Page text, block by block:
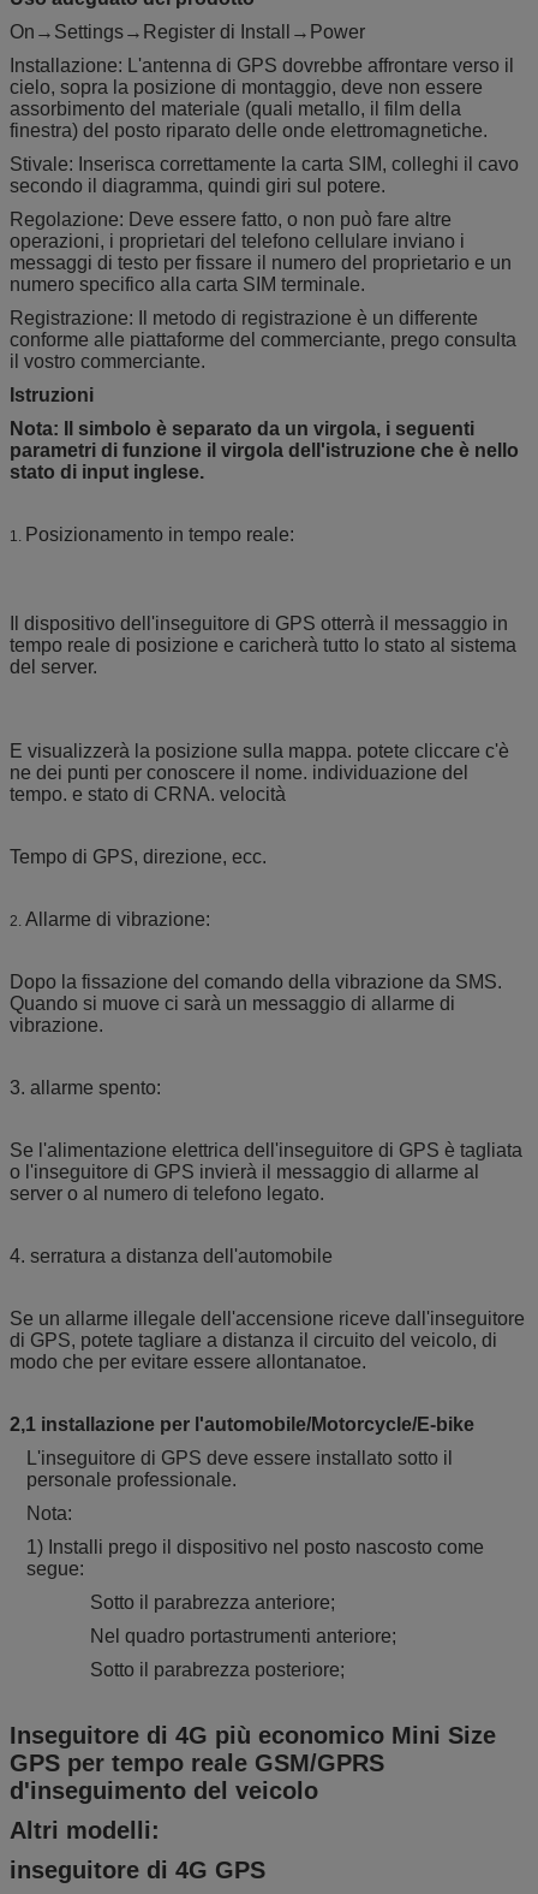
On→Settings→Register di Install→Power
Installazione: L'antenna di GPS dovrebbe affrontare verso il
cielo, sopra la posizione di montaggio, deve non essere
assorbimento del materiale (quali metallo, il film della
finestra) del posto riparato delle onde elettromagnetiche.
Stivale: Inserisca correttamente la carta SIM, colleghi il cavo
secondo il diagramma, quindi giri sul potere.
Regolazione: Deve essere fatto, o non può fare altre
operazioni, i proprietari del telefono cellulare inviano i
messaggi di testo per fissare il numero del proprietario e un
numero specifico alla carta SIM terminale.
Registrazione: Il metodo di registrazione è un differente
conforme alle piattaforme del commerciante, prego consulta
il vostro commerciante.
Istruzioni
Nota: Il simbolo è separato da un virgola, i seguenti
parametri di funzione il virgola dell'istruzione che è nello
stato di input inglese.
1. Posizionamento in tempo reale:
Il dispositivo dell'inseguitore di GPS otterrà il messaggio in
tempo reale di posizione e caricherà tutto lo stato al sistema
del server.
E visualizzerà la posizione sulla mappa. potete cliccare c'è
ne dei punti per conoscere il nome. individuazione del
tempo. e stato di CRNA. velocità
Tempo di GPS, direzione, ecc.
2. Allarme di vibrazione:
Dopo la fissazione del comando della vibrazione da SMS.
Quando si muove ci sarà un messaggio di allarme di
vibrazione.
3. allarme spento:
Se l'alimentazione elettrica dell'inseguitore di GPS è tagliata
o l'inseguitore di GPS invierà il messaggio di allarme al
server o al numero di telefono legato.
4. serratura a distanza dell'automobile
Se un allarme illegale dell'accensione riceve dall'inseguitore
di GPS, potete tagliare a distanza il circuito del veicolo, di
modo che per evitare essere allontanatoe.
2,1 installazione per l'automobile/Motorcycle/E-bike
L'inseguitore di GPS deve essere installato sotto il
personale professionale.
Nota:
1) Installi prego il dispositivo nel posto nascosto come
segue:
Sotto il parabrezza anteriore;
Nel quadro portastrumenti anteriore;
Sotto il parabrezza posteriore;
Inseguitore di 4G più economico Mini Size
GPS per tempo reale GSM/GPRS
d'inseguimento del veicolo
Altri modelli:
inseguitore di 4G GPS